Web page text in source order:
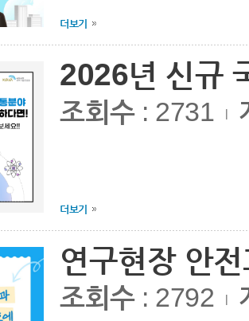
더보기
2026년 신규
조회수: 2731 |
더보기
연구현장 안
조회수: 2792 |